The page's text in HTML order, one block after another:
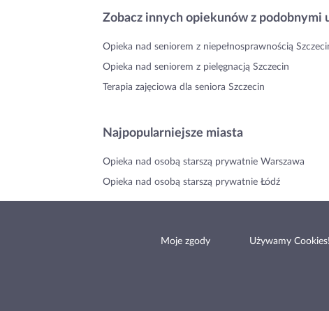
Zobacz innych opiekunów z podobnymi
Opieka nad seniorem z niepełnosprawnością
Opieka nad seniorem z pielęgnacją Szczecin
Terapia zajęciowa dla seniora Szczecin
Najpopularniejsze miasta
Opieka nad osobą starszą prywatnie Warszawa
Opieka nad osobą starszą prywatnie Łódź
Moje zgody Używamy Cookies!